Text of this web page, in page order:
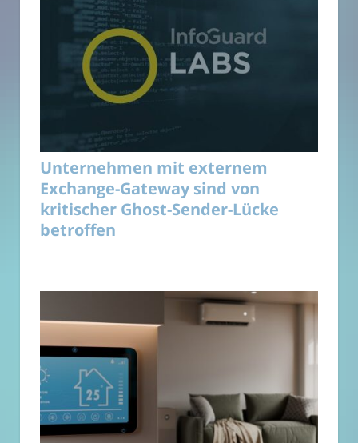
Unternehmen mit externem
Exchange-Gateway sind von
kritischer Ghost-Sender-Lücke
betroffen